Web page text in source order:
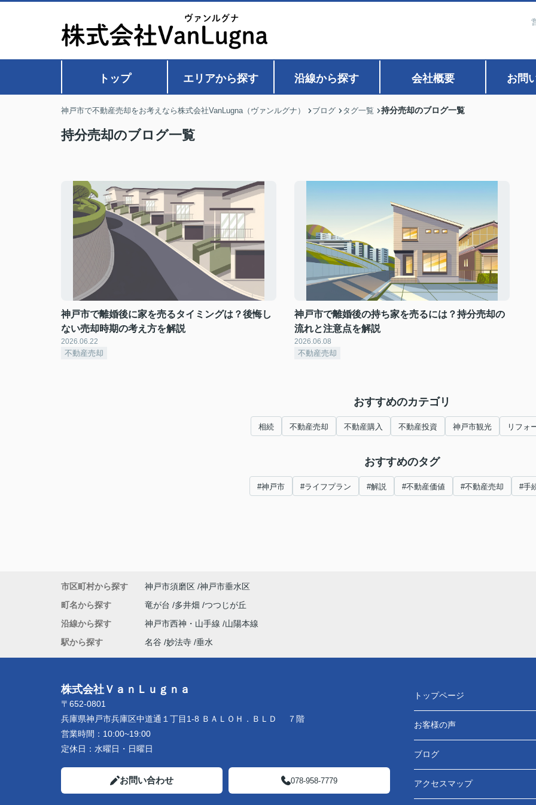
トップ エリアから探す 沿線から探す 会社概要 お問
神戸市で不動産売却をお考えなら株式会社VanLugna（ヴァンルグナ） ブログ タグ一覧 持分売却のブログ一覧
持分売却のブログ一覧
神戸市で離婚後に家を売るタイミングは？後悔し
ない売却時期の考え方を解説
2026.06.22
不動産売却
神戸市で離婚後の持ち家を売るには？持分売却の
流れと注意点を解説
2026.06.08
不動産売却
おすすめのカテゴリ
相続 不動産売却 不動産購入 不動産投資 神戸市観光 リフォ
おすすめのタグ
#神戸市 #ライフプラン #解説 #不動産価値 #不動産売却 #手
市区町村から探す 神戸市須磨区 神戸市垂水区
町名から探す
竜が台 多井畑 つつじが丘
沿線から探す
神戸市西神・山手線
山陽本線
駅から探す
名谷 妙法寺 垂水
株式会社ＶａｎＬｕｇｎａ
〒652-0801
兵庫県神戸市兵庫区中道通１丁目1-8 ＢＡＬＯＨ．ＢＬＤ ７階
営業時間： 10:00~19:00
定休日： 水曜日・日曜日
お問い合わせ 078-958-7779
トップページ
お客様の声
ブログ
アクセスマップ